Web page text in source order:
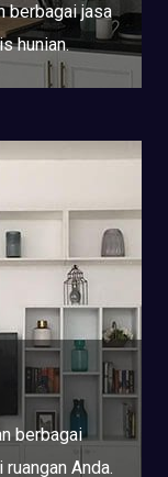
berbagai jasa
hunian.
berbagai
Anda.